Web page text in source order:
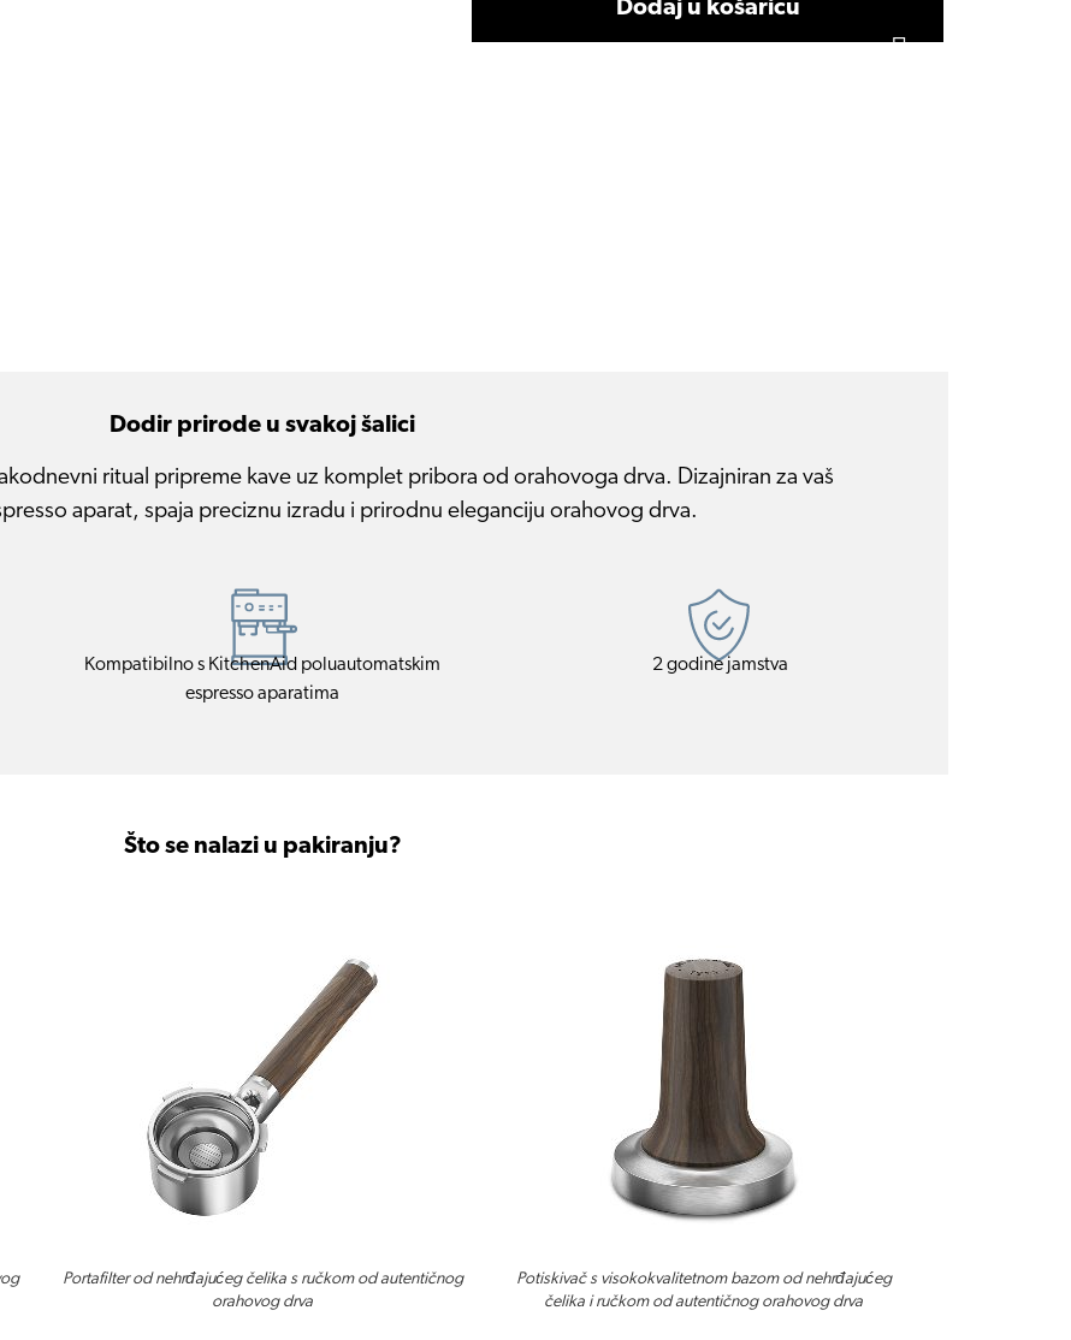
Dodaj u košaricu
Dodir prirode u svakoj šalici
ritual pripreme kave uz komplet pribora od orahovoga drva. Dizajniran za vaš
aparat, spaja preciznu izradu i prirodnu eleganciju orahovog drva.
Kompatibilno s KitchenAid poluautomatskim
espresso aparatima
2 godine jamstva
Što se nalazi u pakiranju?
Portafilter od nehrđajućeg čelika s ručkom od autentičnog
orahovog drva
Potiskivač s visokokvalitetnom bazom od nehrđajućeg
čelika i ručkom od autentičnog orahovog drva